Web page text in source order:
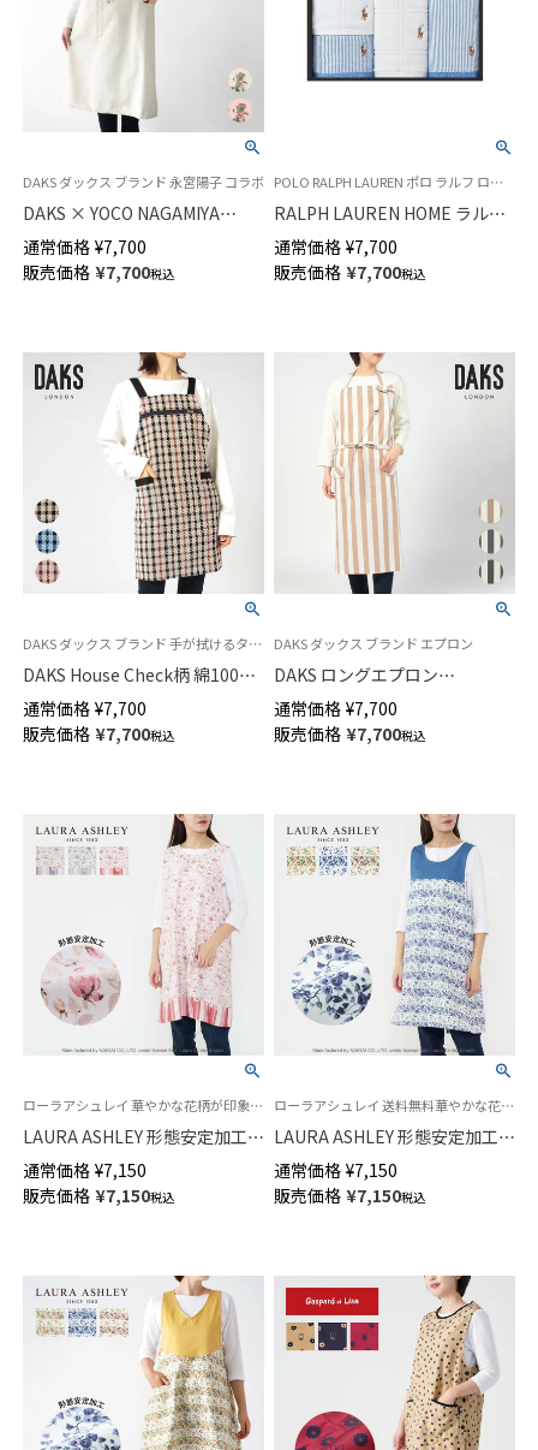
DAKS ダックス ブランド 永宮陽子 コラボ
DAKS × YOCO NAGAMIYA
COLLABORATION ダックス ジ
ャンパースカート 1Week柄 綿
100％ キャンバスウォッシュ ワ
通常価格 ¥7,700
販売価格 ¥7,700税込
POLO RALPH LAUREN ポロ ラルフ ローレン タオル
RALPH LAUREN HOME ラルフ
ローレンホーム ハンドタオル3
枚 ＆ フェイスタオル2枚セット
ストライプ柄 Oxford stripe &
通常価格 ¥7,700
販売価格 ¥7,700税込
DAKS ダックス ブランド 手が拭けるタオルエプロン
DAKS House Check柄 綿100％
パイル地 タオルエプロン 後結
び ロング エプロン レディース
70093025
通常価格 ¥7,700
販売価格 ¥7,700税込
DAKS ダックス ブランド エプロン
DAKS ロングエプロン
DAKSDOG柄 綿麻混 先染め太ス
トライプ 首掛け 前結び 犬 ドッ
グ レディース メンズ ユニセッ
通常価格 ¥7,700
販売価格 ¥7,700税込
ローラアシュレイ 華やかな花柄が印象的なエプロン 母の日 プレゼント ギフト
LAURA ASHLEY 形態安定加工
40サテン オリシアピオニー柄
フリークロス バッククロス エ
プロン 70284008
通常価格 ¥7,150
販売価格 ¥7,150税込
ローラアシュレイ 送料無料華やかな花柄が印象的なエプロン 母の日 プレゼント ギフト
LAURA ASHLEY 形態安定加工
T/Cツイル ウェンダービースト
ライプ柄 フリークロス エプロ
ン 70284005
通常価格 ¥7,150
販売価格 ¥7,150税込